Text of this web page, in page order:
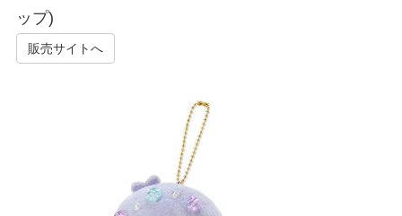
ップ)
販売サイトへ